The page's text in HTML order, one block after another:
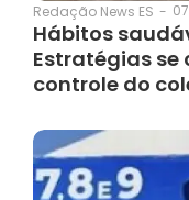
Redação News ES -
Hábitos
Estratégias
controle do